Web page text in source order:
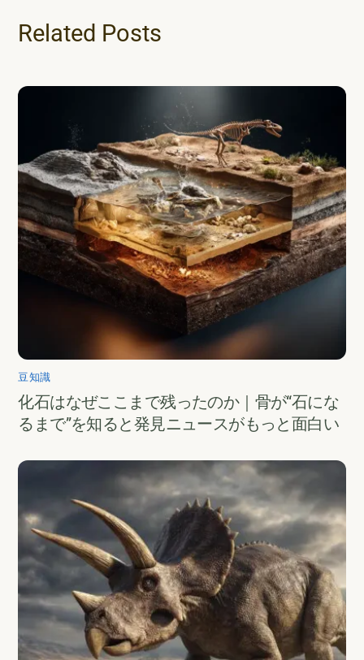
Related Posts
豆知識
化石はなぜここまで残ったのか｜骨が“石にな
るまで”を知ると発見ニュースがもっと面白い